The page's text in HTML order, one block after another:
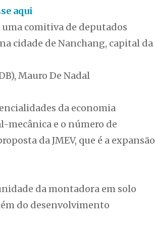
aqui
uma comitiva de deputados
cidade de Nanchang, capital da
Mauro De Nadal
da economia
mecânica e o número de
da JMEV, que é a expansão
da montadora em solo
do desenvolvimento